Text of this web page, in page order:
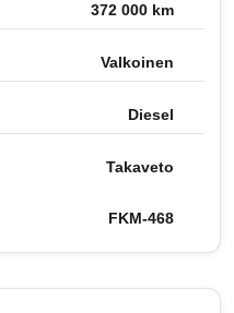
372 000 km
Valkoinen
Diesel
Takaveto
FKM-468